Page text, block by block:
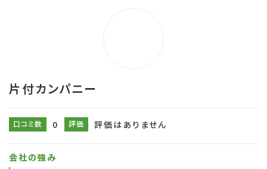
片付カンパニー
口コミ数 0 評価 評価はありません
会社の強み